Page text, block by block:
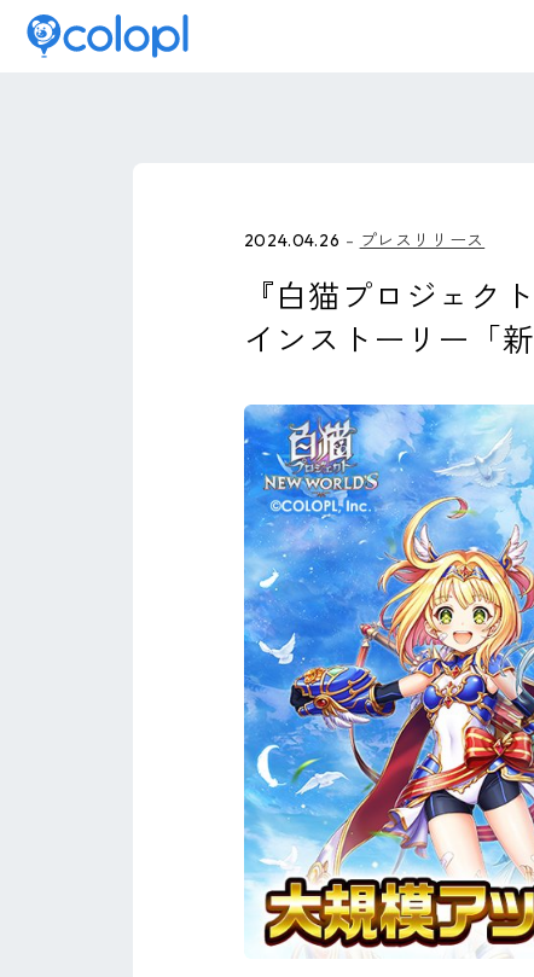
2024.04.26 プレスリリース
『白猫プロジェク
インストーリー「